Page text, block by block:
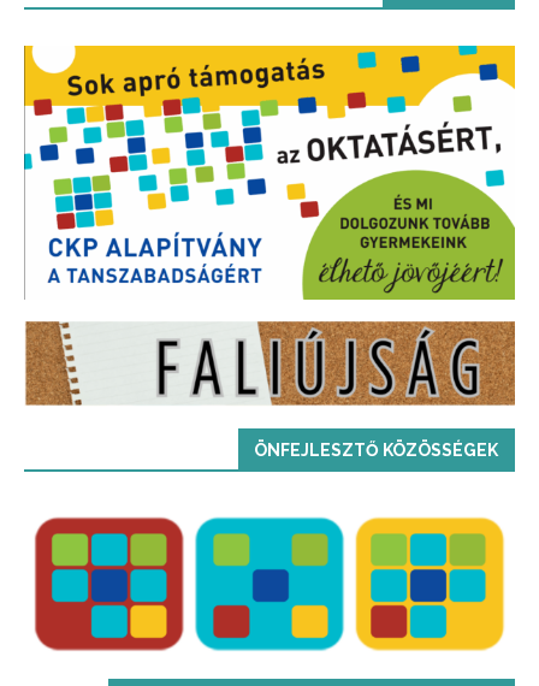
ÖNFEJLESZTŐ KÖZÖSSÉGEK